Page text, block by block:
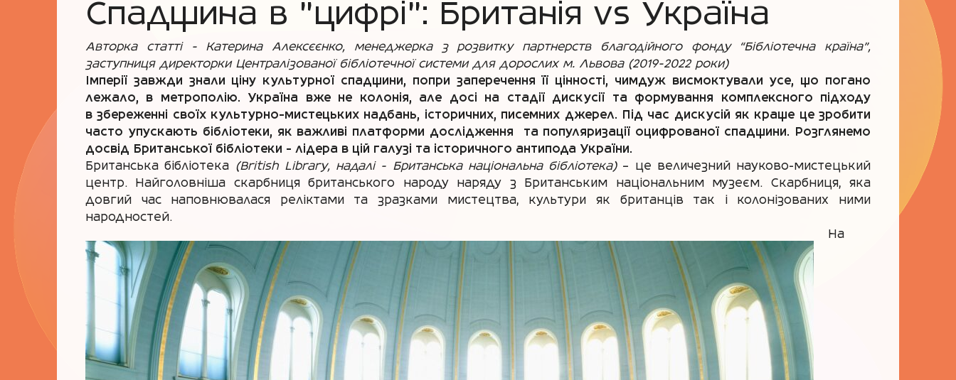
Спадщина в "цифрі": Британія vs Україна
Авторка статті - Катерина Алексєєнко, менеджерка з розвитку партнерств благодійного фонду “Бібліотечна країна”,
заступниця директорки Централізованої бібліотечної системи для дорослих м. Львова (2019-2022 роки)
Імперії завжди знали ціну культурної спадщини, попри заперечення її цінності, чимдуж висмоктували усе, що погано
лежало, в метрополію. Україна вже не колонія, але досі на стадії дискусії та формування комплексного підходу
в збереженні своїх культурно-мистецьких надбань, історичних, писемних джерел. Під час дискусій як краще це зробити
часто упускають бібліотеки, як важливі платформи дослідження та популяризації оцифрованої спадщини. Розглянемо
досвід Британської бібліотеки - лідера в цій галузі та історичного антипода України.
Британська бібліотека (British Library, надалі - Британська національна бібліотека)– це величезний науково-мистецький
центр. Найголовніша скарбниця британського народу наряду з Британським національним музеєм. Скарбниця, яка
довгий час наповнювалася реліктами та зразками мистецтва, культури як британців так і колонізованих ними
народностей.
На